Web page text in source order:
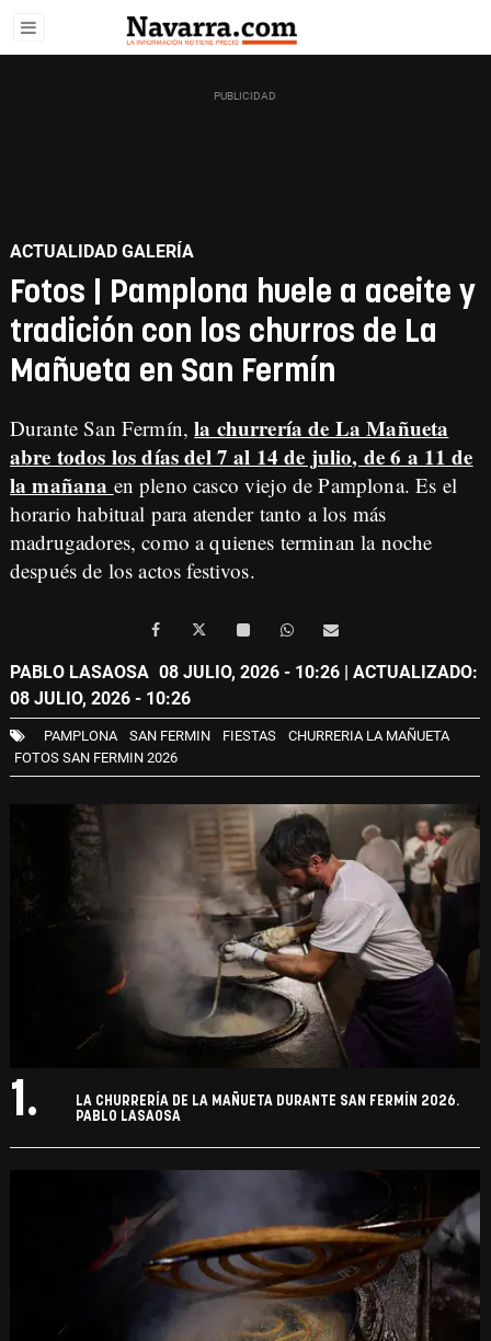
ACTUALIDAD GALERÍA
Fotos | Pamplona huele a aceite y
tradición con los churros de La
Mañueta en San Fermín
Durante San Fermín,la churrería de La Mañueta
abre todos los días del 7 al 14 de julio, de 6 a 11 de
la mañana en pleno casco viejo de Pamplona. Es el
horario habitual para atender tanto a los más
madrugadores, como a quienes terminan la noche
después de los actos festivos.
PABLO LASAOSA 08 JULIO, 2026 - 10:26 | ACTUALIZADO:
08 JULIO, 2026 - 10:26
PAMPLONA SAN FERMIN FIESTAS
CHURRERIA LA MAÑUETA
FOTOS SAN FERMIN 2026
1.
LA CHURRERÍA DE LA MAÑUETA DURANTE SAN FERMÍN 2026.
PABLO LASAOSA